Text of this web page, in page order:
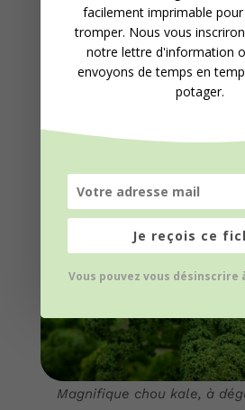
poireaux donnent en
moment. Ces cultures sont
occupent les planches une
l’année (plantation en milieu
Magnifique chou kale, à
facilement imprimable
tromper. Nous vous
notre lettre d'information
envoyons de temps en
potager.
Je reçois ce
Vous pouvez vous